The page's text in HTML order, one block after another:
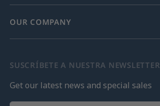
OUR COMPANY
SUSCRÍBETE A NUESTRA NEWSLETTER
Get our latest news and special sales